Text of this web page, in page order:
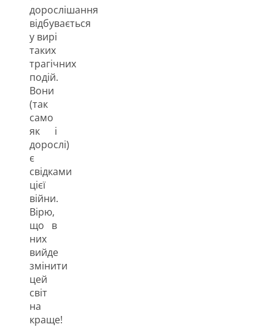
дорослішання
відбувається
у вирі
таких
трагічних
подій.
Вони
(так
само
як і
дорослі)
є
свідками
цієї
війни.
Вірю,
що в
них
вийде
змінити
цей
світ
на
краще!